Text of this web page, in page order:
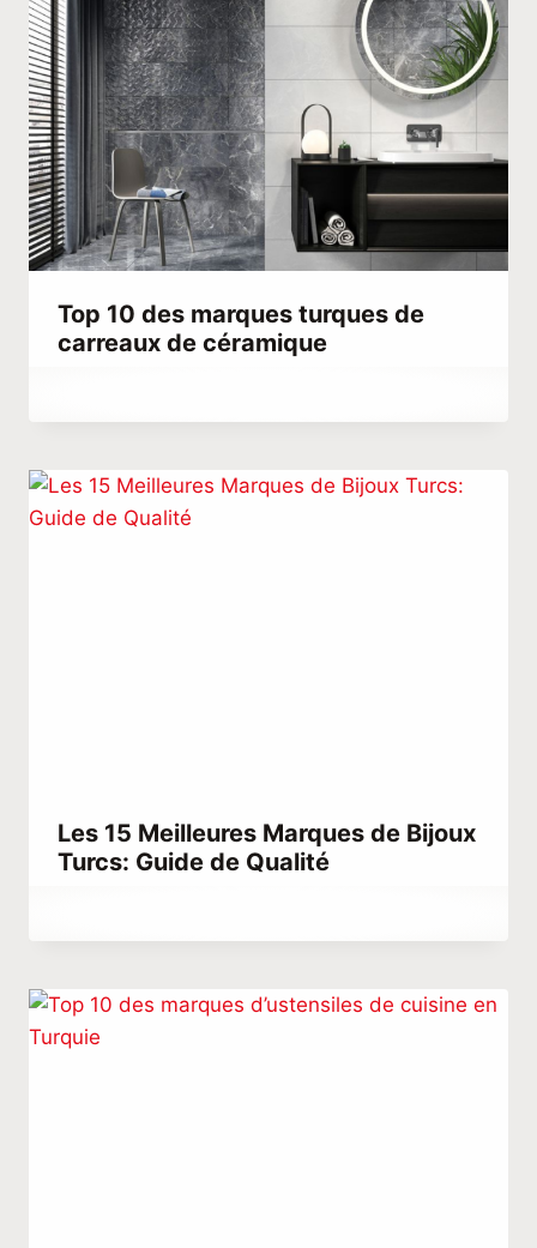
Top 10 des marques turques de
carreaux de céramique
Les 15 Meilleures Marques de Bijoux
Turcs: Guide de Qualité